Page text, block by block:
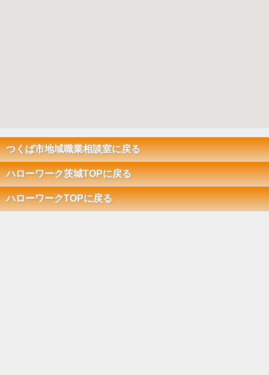
つくば市地域職業相談室に戻る
ハローワーク茨城TOPに戻る
ハローワークTOPに戻る